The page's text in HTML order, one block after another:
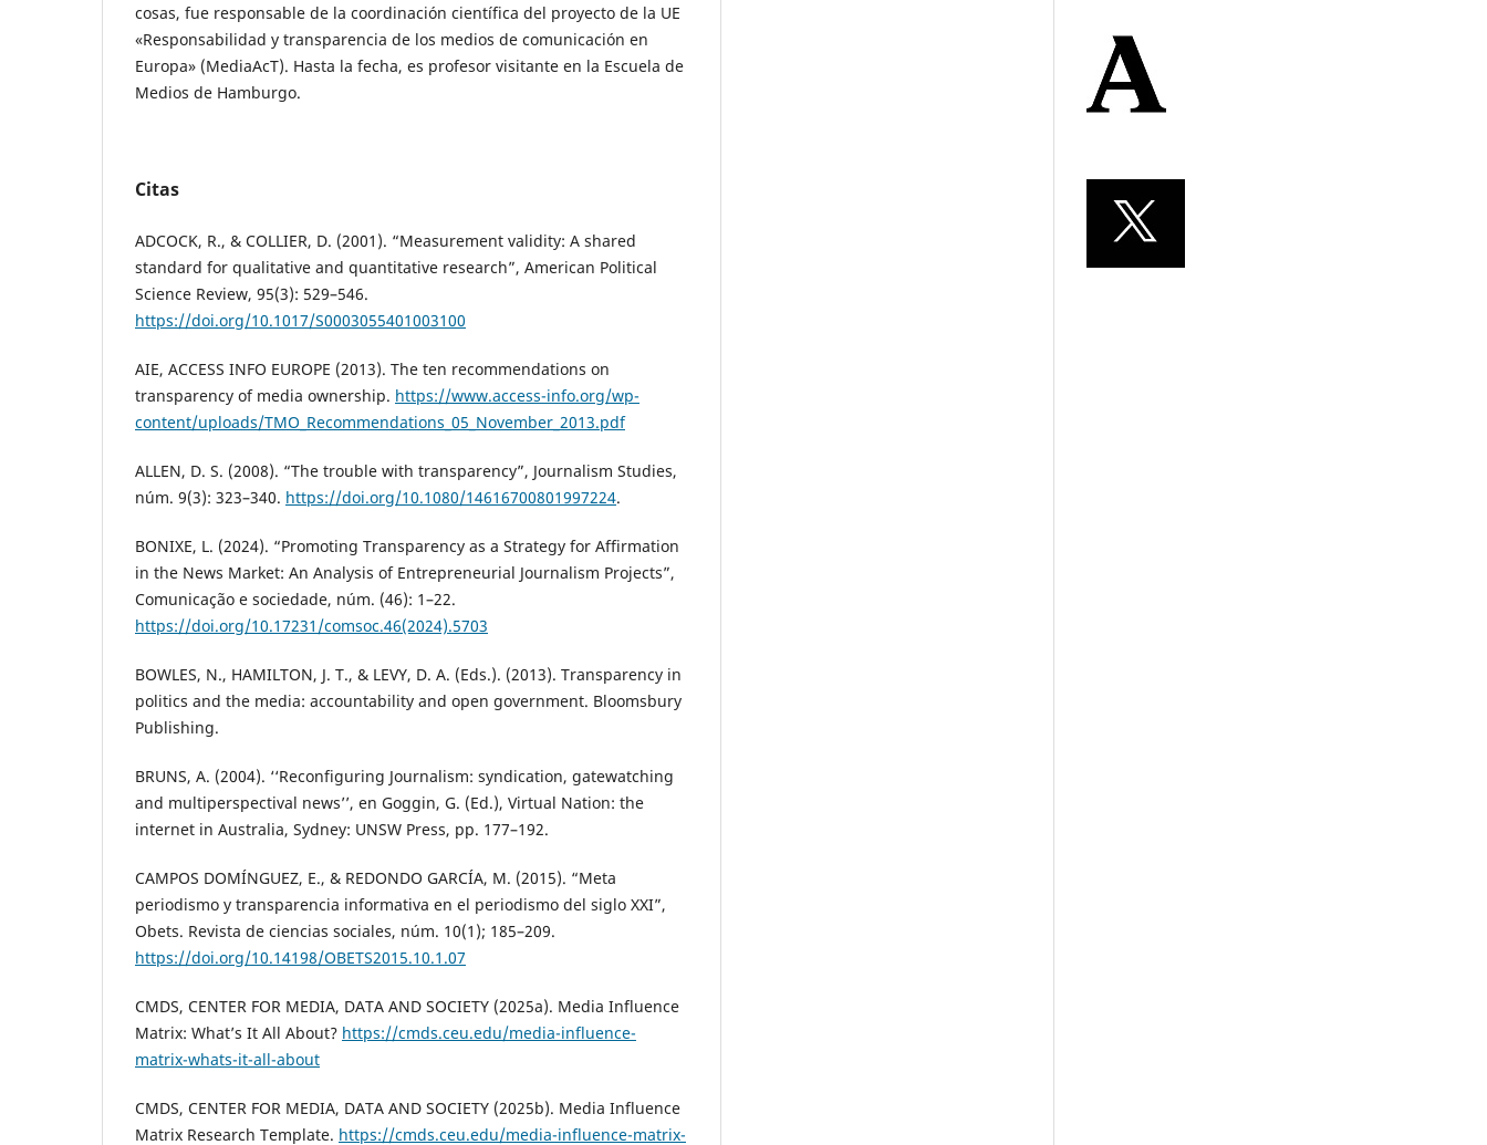
cosas, fue responsable de la coordinación científica del proyecto de la UE
«Responsabilidad y transparencia de los medios de comunicación en
Europa» (MediaAcT). Hasta la fecha, es profesor visitante en la Escuela de
Medios de Hamburgo.
Citas
ADCOCK, R., & COLLIER, D. (2001). “Measurement validity: A shared
standard for qualitative and quantitative research”, American Political
Science Review, 95(3): 529–546.
https://doi.org/10.1017/S0003055401003100
AIE, ACCESS INFO EUROPE (2013). The ten recommendations on
transparency of media ownership. https://www.access-info.org/wp-
content/uploads/TMO_Recommendations_05_November_2013.pdf
ALLEN, D. S. (2008). “The trouble with transparency”, Journalism Studies,
núm. 9(3): 323–340. https://doi.org/10.1080/14616700801997224.
BONIXE, L. (2024). “Promoting Transparency as a Strategy for Affirmation
in the News Market: An Analysis of Entrepreneurial Journalism Projects”,
Comunicação e sociedade, núm. (46): 1–22.
https://doi.org/10.17231/comsoc.46(2024).5703
BOWLES, N., HAMILTON, J. T., & LEVY, D. A. (Eds.). (2013). Transparency in
politics and the media: accountability and open government. Bloomsbury
Publishing.
BRUNS, A. (2004). ‘‘Reconfiguring Journalism: syndication, gatewatching
and multiperspectival news’’, en Goggin, G. (Ed.), Virtual Nation: the
internet in Australia, Sydney: UNSW Press, pp. 177–192.
CAMPOS DOMÍNGUEZ, E., & REDONDO GARCÍA, M. (2015). “Meta
periodismo y transparencia informativa en el periodismo del siglo XXI”,
Obets. Revista de ciencias sociales, núm. 10(1); 185–209.
https://doi.org/10.14198/OBETS2015.10.1.07
CMDS, CENTER FOR MEDIA, DATA AND SOCIETY (2025a). Media Influence
Matrix: What’s It All About? https://cmds.ceu.edu/media-influence-
matrix-whats-it-all-about
CMDS, CENTER FOR MEDIA, DATA AND SOCIETY (2025b). Media Influence
Matrix Research Template. https://cmds.ceu.edu/media-influence-matrix-